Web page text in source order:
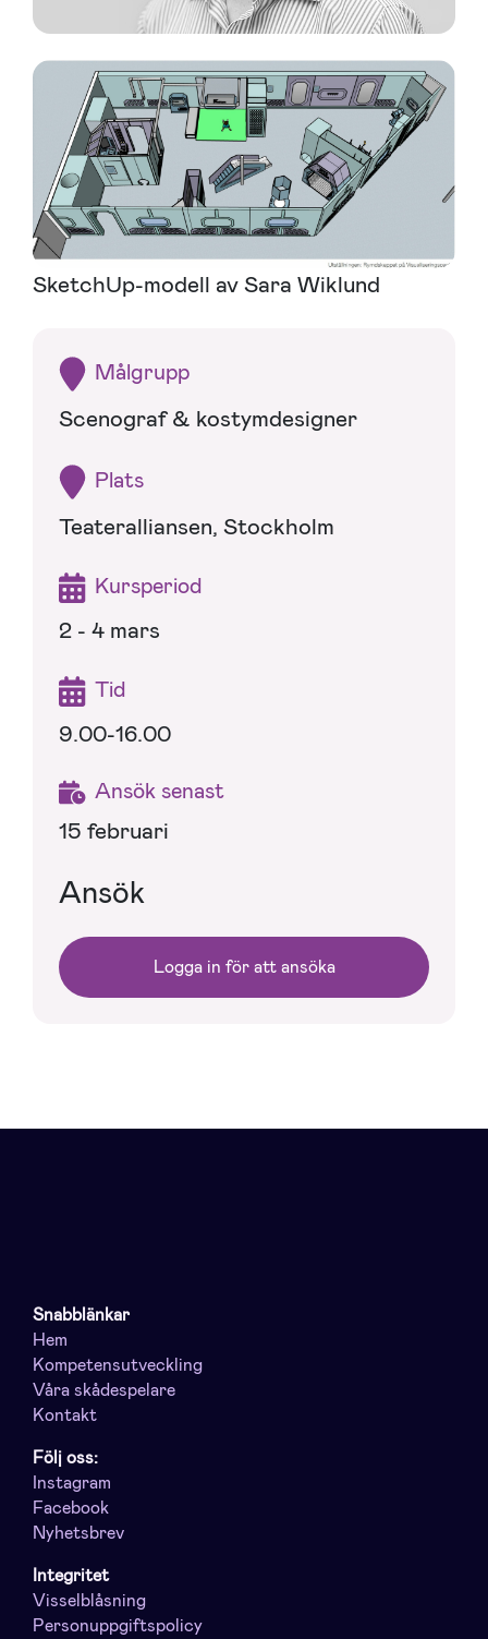
SketchUp-modell av Sara Wiklund
Målgrupp
Scenograf & kostymdesigner
Plats
Teateralliansen, Stockholm
Kursperiod
2 - 4 mars
Tid
9.00-16.00
Ansök senast
15 februari
Ansök
Logga in för att ansöka
Snabblänkar
Hem
Kompetensutveckling
Våra skådespelare
Kontakt
Följ oss:
Instagram
Facebook
Nyhetsbrev
Integritet
Visselblåsning
Personuppgiftspolicy